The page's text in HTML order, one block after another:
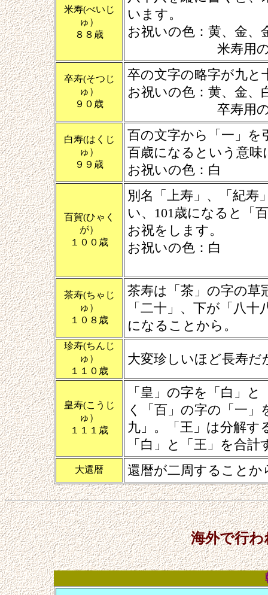
米寿(べいじ
ゅ）
８８歳
います。
お祝いの色：黄、金、
米寿用
卒寿(そつじ
ゅ）
９０歳
卒の文字の略字が九
お祝いの色：黄、金、
卒寿用
白寿(はくじ
ゅ）
９９歳
百の文字から「一」
百歳になるという意
お祝いの色：白
百賀(ひゃく
が）
１００歳
別名「上寿」、「紀寿
い、101歳になると「
お祝をします。
お祝いの色：白
茶寿(ちゃじ
ゅ）
１０８歳
茶寿は「茶」の字の草
「二十」、下が「八
になることから。
珍寿(ちんじ
ゅ）
１１０歳
大変珍しいほど長寿だ
皇寿(こうじ
ゅ）
１１１歳
「皇」の字を「白」
く「百」の字の「一
九」。「王」は分解す
「白」と「王」を合
大還暦 還暦が二周することか
海外で行